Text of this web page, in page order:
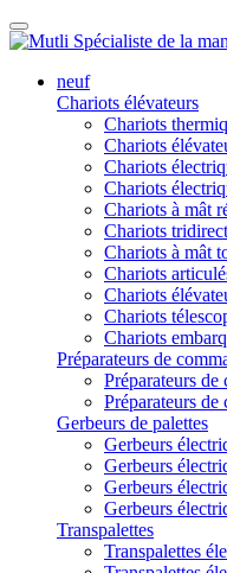
neuf
Chariots élévateurs
Chariots
Chariots
Chariots
Chariots
Chariots à mât
Chariots
Chariots à mât
Chariots
Chariots
Chariots
Chariots
Préparateurs de
Préparateurs de
Préparateurs de
Gerbeurs de palettes
Gerbeurs
Gerbeurs
Gerbeurs
Gerbeurs
Transpalettes
Transpalettes